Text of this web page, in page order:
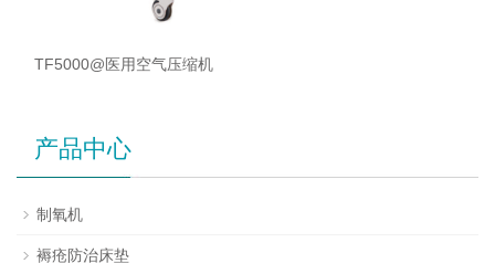
TF5000@医用空气压缩机
产品中心
制氧机
褥疮防治床垫